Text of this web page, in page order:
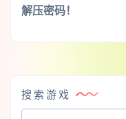
解压密码！
搜索游戏